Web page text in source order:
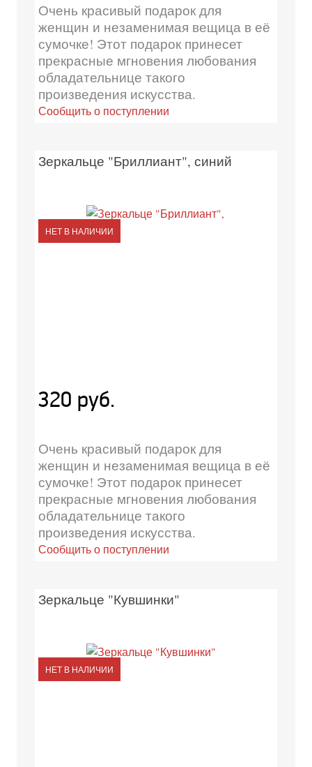
Очень красивый подарок для
женщин и незаменимая вещица в её
сумочке! Этот подарок принесет
прекрасные мгновения любования
обладательнице такого
произведения искусства.
Сообщить о поступлении
Зеркальце "Бриллиант", синий
НЕТ В НАЛИЧИИ
320 руб.
Очень красивый подарок для
женщин и незаменимая вещица в её
сумочке! Этот подарок принесет
прекрасные мгновения любования
обладательнице такого
произведения искусства.
Сообщить о поступлении
Зеркальце "Кувшинки"
НЕТ В НАЛИЧИИ